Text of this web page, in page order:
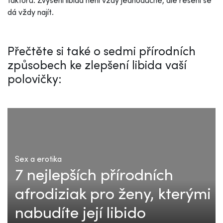
dá vždy najít.
Přečtěte si také o sedmi přírodních
způsobech ke zlepšení libida vaší
polovičky:
Sex a erotika
7 nejlepších přírodních
afrodiziak pro ženy, kterými
nabudíte její libido